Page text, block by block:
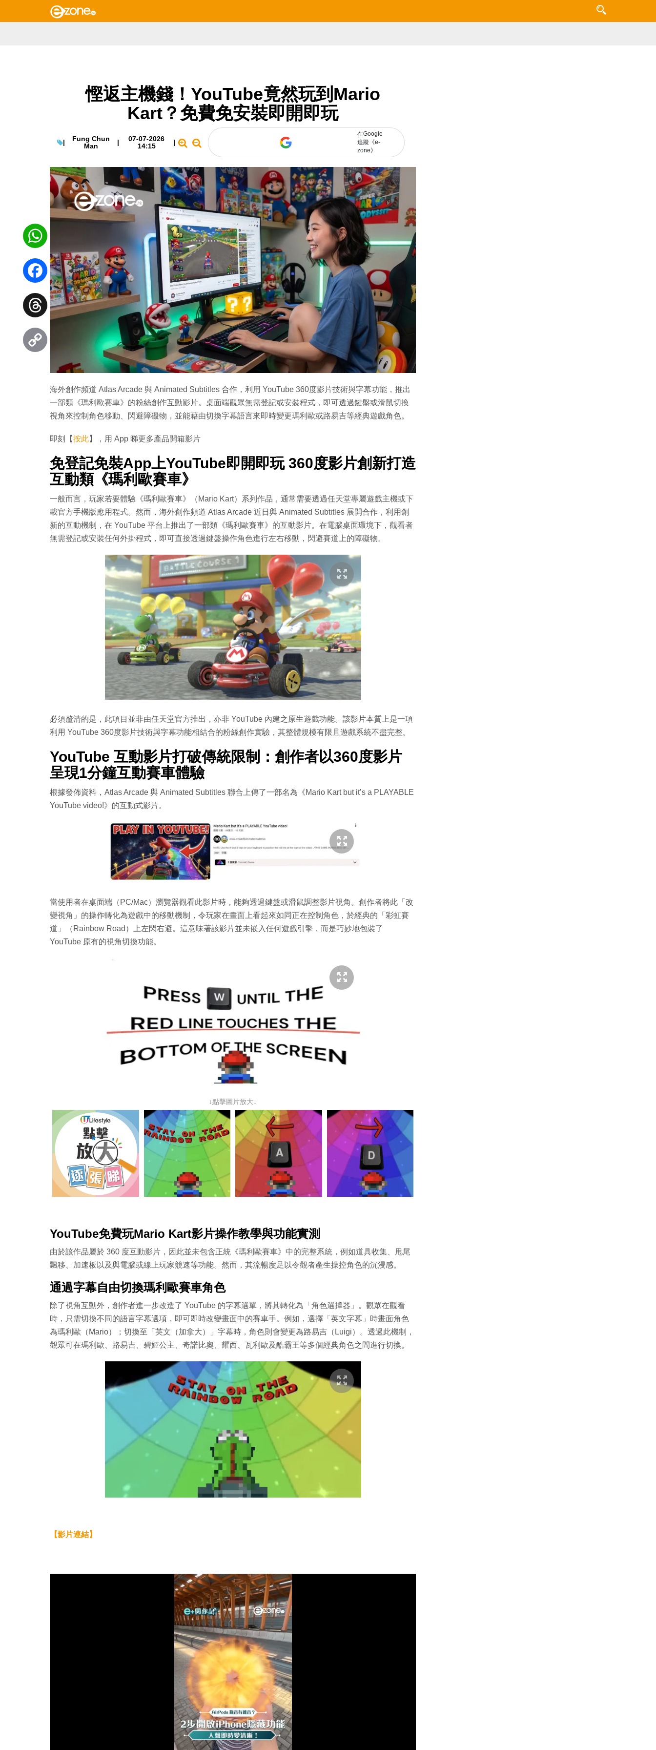
慳返主機錢！YouTube竟然玩到Mario
Kart？免費免安裝即開即玩
|
Fung Chun
Man
|
07-07-2026
14:15
|
在Google
追蹤《e-
zone》
海外創作頻道 Atlas Arcade 與 Animated Subtitles 合作，利用 YouTube 360度影片技術與字幕功能，推出
一部類《瑪利歐賽車》的粉絲創作互動影片。桌面端觀眾無需登記或安裝程式，即可透過鍵盤或滑鼠切換
視角來控制角色移動、閃避障礙物，並能藉由切換字幕語言來即時變更瑪利歐或路易吉等經典遊戲角色。
即刻【按此】，用 App 睇更多產品開箱影片
免登記免裝App上YouTube即開即玩 360度影片創新打造
互動類《瑪利歐賽車》
一般而言，玩家若要體驗《瑪利歐賽車》（Mario Kart）系列作品，通常需要透過任天堂專屬遊戲主機或下
載官方手機版應用程式。然而，海外創作頻道 Atlas Arcade 近日與 Animated Subtitles 展開合作，利用創
新的互動機制，在 YouTube 平台上推出了一部類《瑪利歐賽車》的互動影片。在電腦桌面環境下，觀看者
無需登記或安裝任何外掛程式，即可直接透過鍵盤操作角色進行左右移動，閃避賽道上的障礙物。
必須釐清的是，此項目並非由任天堂官方推出，亦非 YouTube 內建之原生遊戲功能。該影片本質上是一項
利用 YouTube 360度影片技術與字幕功能相結合的粉絲創作實驗，其整體規模有限且遊戲系統不盡完整。
YouTube 互動影片打破傳統限制：創作者以360度影片
呈現1分鐘互動賽車體驗
根據發佈資料，Atlas Arcade 與 Animated Subtitles 聯合上傳了一部名為《Mario Kart but it’s a PLAYABLE
YouTube video!》的互動式影片。
當使用者在桌面端（PC/Mac）瀏覽器觀看此影片時，能夠透過鍵盤或滑鼠調整影片視角。創作者將此「改
變視角」的操作轉化為遊戲中的移動機制，令玩家在畫面上看起來如同正在控制角色，於經典的「彩虹賽
道」（Rainbow Road）上左閃右避。這意味著該影片並未嵌入任何遊戲引擎，而是巧妙地包裝了
YouTube 原有的視角切換功能。
↓點擊圖片放大↓
YouTube免費玩Mario Kart影片操作教學與功能實測
由於該作品屬於 360 度互動影片，因此並未包含正統《瑪利歐賽車》中的完整系統，例如道具收集、甩尾
飄移、加速板以及與電腦或線上玩家競速等功能。然而，其流暢度足以令觀者產生操控角色的沉浸感。
通過字幕自由切換瑪利歐賽車角色
除了視角互動外，創作者進一步改造了 YouTube 的字幕選單，將其轉化為「角色選擇器」。觀眾在觀看
時，只需切換不同的語言字幕選項，即可即時改變畫面中的賽車手。例如，選擇「英文字幕」時畫面角色
為瑪利歐（Mario）；切換至「英文（加拿大）」字幕時，角色則會變更為路易吉（Luigi）。透過此機制，
觀眾可在瑪利歐、路易吉、碧姬公主、奇諾比奧、耀西、瓦利歐及酷霸王等多個經典角色之間進行切換。
【影片連結】
WhatsApp
Facebook
Threads